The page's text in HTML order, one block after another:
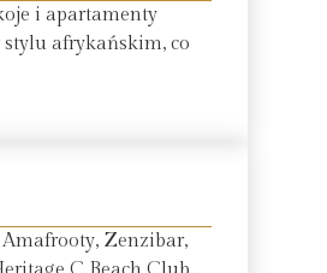
i apartamenty
stylu afrykańskim, co
Zenzibar,